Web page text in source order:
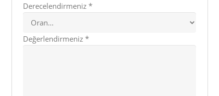
Derecelendirmeniz *
Değerlendirmeniz *